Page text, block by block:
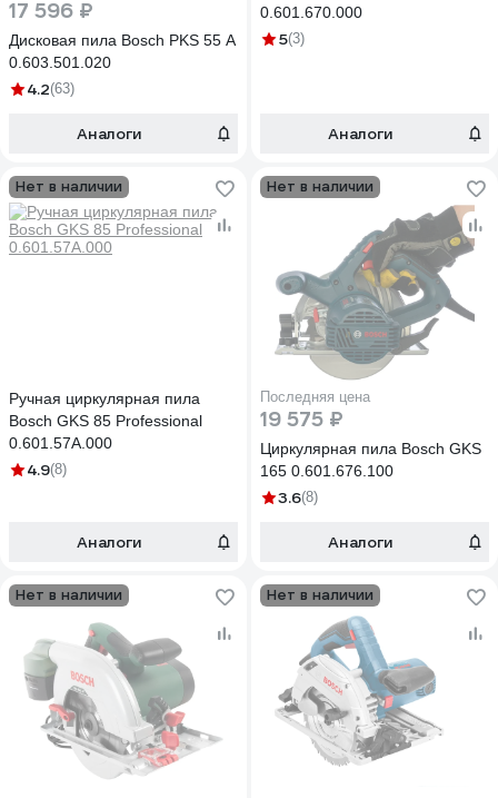
17 596 ₽
Дисковая пила Bosch PKS 55 A
0.603.501.020
4.2(63)
Аналоги
0.601.670.000
5(3)
Аналоги
Нет в наличии
Ручная циркулярная пила
Bosch GKS 85 Professional
0.601.57A.000
4.9(8)
Аналоги
Нет в наличии
Последняя цена
19 575 ₽
Циркулярная пила Bosch GKS
165 0.601.676.100
3.6(8)
Аналоги
Нет в наличии Нет в наличии